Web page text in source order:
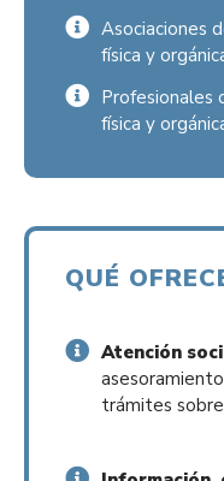
Asociaciones
física y
Profesionales
física y
QUÉ
Atención
trámites